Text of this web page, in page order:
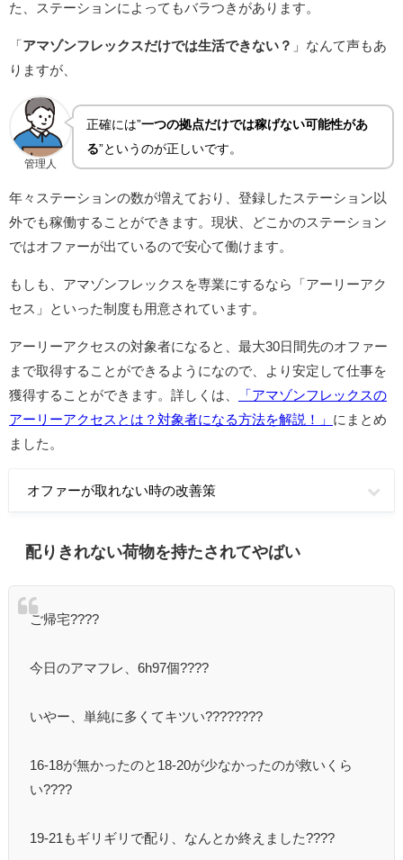
た、ステーションによってもバラつきがあります。
「 アマゾンフレックスだけでは生活できない？ 」なんて声もあ
りますが、
管理人
正確には”一つの拠点だけでは稼げない可能性があ
る”というのが正しいです。
年々ステーションの数が増えており、登録したステーション以
外でも稼働することができます。現状、どこかのステーション
ではオファーが出ているので安心て働けます。
もしも、アマゾンフレックスを専業にするなら「アーリーアク
セス」といった制度も用意されています。
アーリーアクセスの対象者になると、最大30日間先のオファー
まで取得することができるようになので、より安定して仕事を
獲得することができます。詳しくは、
「アマゾンフレックスの
アーリーアクセスとは？対象者になる方法を解説！」 にまとめ
ました。
オファーが取れない時の改善策
配りきれない荷物を持たされてやばい
ご帰宅????
今日のアマフレ、6h97個????
いやー、単純に多くてキツい????????
16-18が無かったのと18-20が少なかったのが救いくら
い????
19-21もギリギリで配り、なんとか終えました????